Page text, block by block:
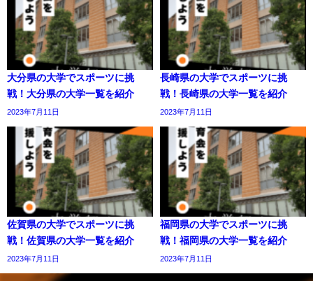
大分県の大学でスポーツに挑
戦！大分県の大学一覧を紹介
2023年7月11日
長崎県の大学でスポーツに挑
戦！長崎県の大学一覧を紹介
2023年7月11日
佐賀県の大学でスポーツに挑
戦！佐賀県の大学一覧を紹介
2023年7月11日
福岡県の大学でスポーツに挑
戦！福岡県の大学一覧を紹介
2023年7月11日